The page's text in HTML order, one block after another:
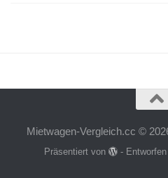
Mietwagen-Vergleich.cc ©
Präsentiert von -